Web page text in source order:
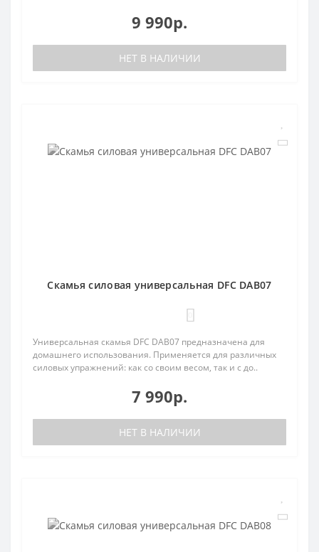
9 990р.
НЕТ В НАЛИЧИИ
Cкамья силовая универсальная DFC DAB07
Универсальная скамья DFC DAB07 предназначена для
домашнего использования. Применяется для различных
силовых упражнений: как со своим весом, так и с до..
7 990р.
НЕТ В НАЛИЧИИ